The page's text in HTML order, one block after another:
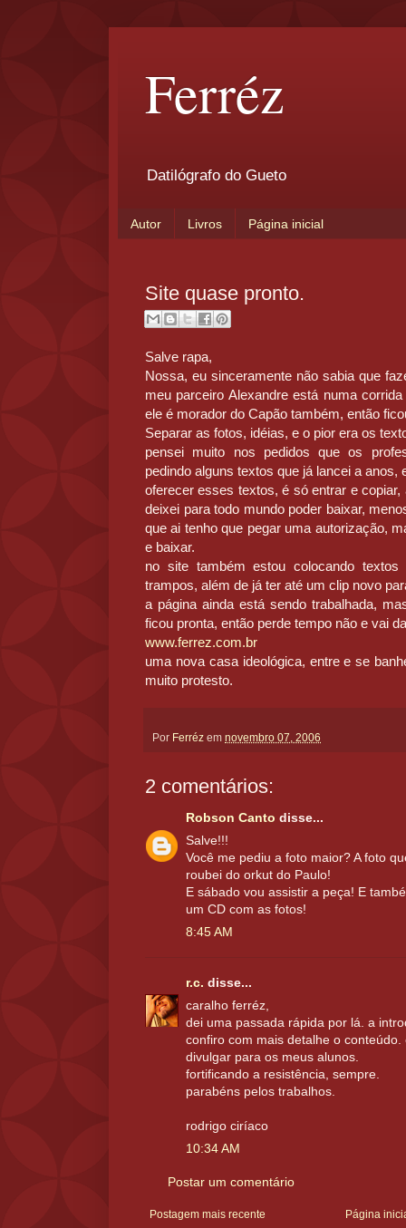
Ferréz
Datilógrafo do Gueto
Autor Livros Página inicial
Site quase pronto.
Salve rapa,
Nossa, eu sinceramente não sabia que
meu parceiro Alexandre está numa
ele é morador do Capão também, então
Separar as fotos, idéias, e o pior era os
pensei muito nos pedidos que os
pedindo alguns textos que já lancei a
oferecer esses textos, é só entrar e
deixei para todo mundo poder baixar,
que ai tenho que pegar uma autorização,
e baixar.
no site também estou colocando
trampos, além de já ter até um clip novo
a página ainda está sendo trabalhada,
ficou pronta, então perde tempo não e vai
www.ferrez.com.br
uma nova casa ideológica, entre e se
muito protesto.
Por Ferréz em novembro 07, 2006
2 comentários:
Robson Canto disse...
Salve!!!
Você me pediu a foto maior? A foto
roubei do orkut do Paulo!
E sábado vou assistir a peça! E
um CD com as fotos!
8:45 AM
r.c. disse...
caralho ferréz,
dei uma passada rápida por lá. a
confiro com mais detalhe o
divulgar para os meus alunos.
fortificando a resistência, sempre.
parabéns pelos trabalhos.
rodrigo ciríaco
10:34 AM
Postar um comentário
Postagem mais recente Página